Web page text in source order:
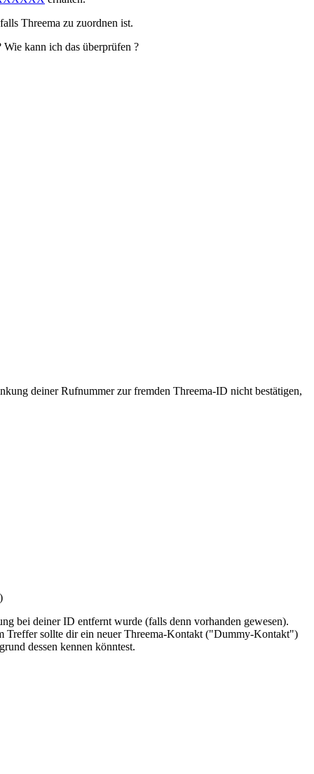
Threema zu zuordnen ist.
kann ich das überprüfen ?
deiner Rufnummer zur fremden Threema-ID nicht bestätigen,
bei deiner ID entfernt wurde (falls denn vorhanden gewesen).
Treffer sollte dir ein neuer Threema-Kontakt ("Dummy-Kontakt")
dessen kennen könntest.